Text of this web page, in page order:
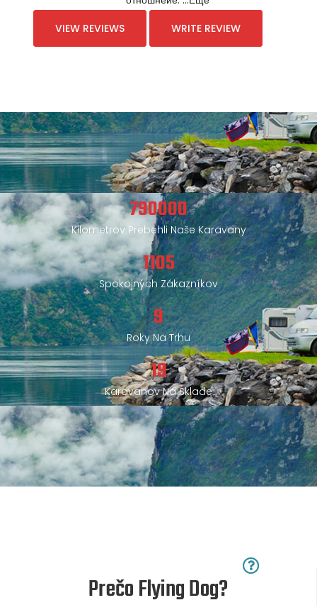
VIEW REVIEWS WRITE REVIEW
790000
Kilometrov Prebehli Naše Karavany
1105
Spokojných Zákazníkov
9
Roky Na Trhu
19
Karavanov Na Sklade
Prečo Flying Dog?